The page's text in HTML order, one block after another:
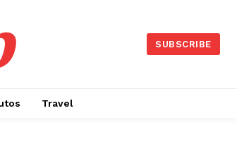
SUBSCRIBE
Travel